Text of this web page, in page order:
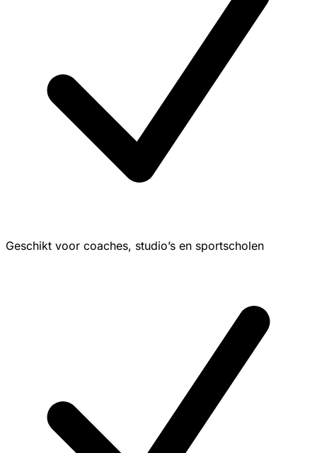
Geschikt voor coaches, studio’s en sportscholen